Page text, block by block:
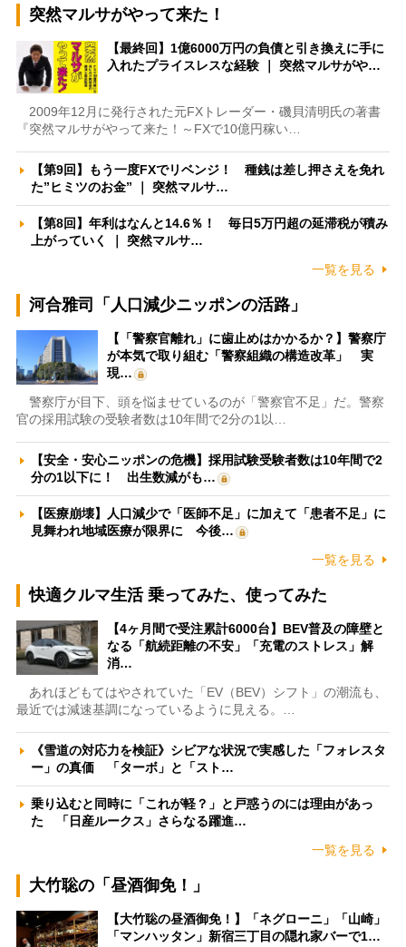
突然マルサがやって来た！
【最終回】1億6000万円の負債と引き換えに手に
入れたプライスレスな経験 ｜ 突然マルサがや…
2009年12月に発行された元FXトレーダー・磯貝清明氏の著書
『突然マルサがやって来た！～FXで10億円稼い…
【第9回】もう一度FXでリベンジ！ 種銭は差し押さえを免れ
た”ヒミツのお金” ｜ 突然マルサ…
【第8回】年利はなんと14.6％！ 毎日5万円超の延滞税が積み
上がっていく ｜ 突然マルサ…
一覧を見る
河合雅司「人口減少ニッポンの活路」
【「警察官離れ」に歯止めはかかるか？】警察庁
が本気で取り組む「警察組織の構造改革」 実
現…
警察庁が目下、頭を悩ませているのが「警察官不足」だ。警察
官の採用試験の受験者数は10年間で2分の1以…
【安全・安心ニッポンの危機】採用試験受験者数は10年間で2
分の1以下に！ 出生数減がも…
【医療崩壊】人口減少で「医師不足」に加えて「患者不足」に
見舞われ地域医療が限界に 今後…
一覧を見る
快適クルマ生活 乗ってみた、使ってみた
【4ヶ月間で受注累計6000台】BEV普及の障壁と
なる「航続距離の不安」「充電のストレス」解
消…
あれほどもてはやされていた「EV（BEV）シフト」の潮流も、
最近では減速基調になっているように見える。…
《雪道の対応力を検証》シビアな状況で実感した「フォレスタ
ー」の真価 「ターボ」と「スト…
乗り込むと同時に「これが軽？」と戸惑うのには理由があっ
た 「日産ルークス」さらなる躍進…
一覧を見る
大竹聡の「昼酒御免！」
【大竹聡の昼酒御免！】「ネグローニ」「山崎」
「マンハッタン」新宿三丁目の隠れ家バーで1…